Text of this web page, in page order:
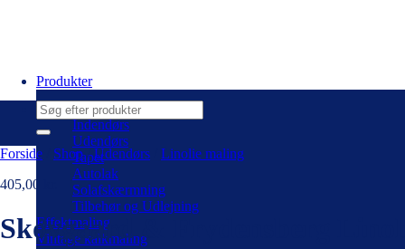
Produkter
Indendørs
Udendørs
Tapet
Autolak
Solafskærmning
Tilbehør og Udlejning
Effektmaling
Vintage kalkmaling
Søg
efter:
Forside
Shop / Udendørs
Linolie maling
405,00
Skovgaard & Frydensberg